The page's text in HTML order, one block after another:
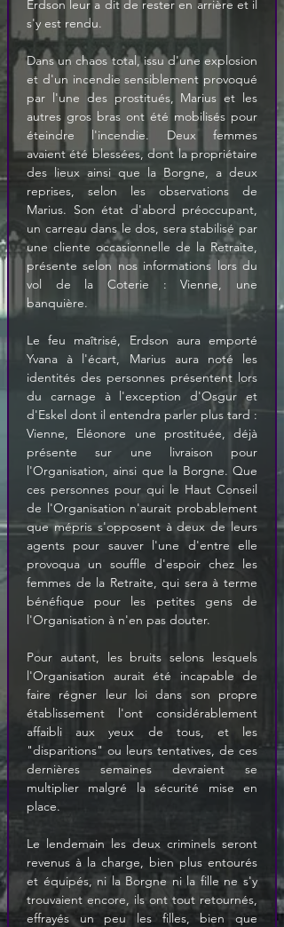
Erdson leur a dit de rester en arrière et il
s'y est rendu.
Dans un chaos total, issu d'une explosion
et d'un incendie sensiblement provoqué
par l'une des prostitués, Marius et les
autres gros bras ont été mobilisés pour
éteindre l'incendie. Deux femmes
avaient été blessées, dont la propriétaire
des lieux ainsi que la Borgne, a deux
reprises, selon les observations de
Marius. Son état d'abord préoccupant,
un carreau dans le dos, sera stabilisé par
une cliente occasionnelle de la Retraite,
présente selon nos informations lors du
vol de la Coterie : Vienne, une
banquière.
Le feu maîtrisé, Erdson aura emporté
Yvana à l'écart, Marius aura noté les
identités des personnes présentent lors
du carnage à l'exception d'Osgur et
d'Eskel dont il entendra parler plus tard :
Vienne, Eléonore une prostituée, déjà
présente sur une livraison pour
l'Organisation, ainsi que la Borgne. Que
ces personnes pour qui le Haut Conseil
de l'Organisation n'aurait probablement
que mépris s'opposent à deux de leurs
agents pour sauver l'une d'entre elle
provoqua un souffle d'espoir chez les
femmes de la Retraite, qui sera à terme
bénéfique pour les petites gens de
l'Organisation à n'en pas douter.
Pour autant, les bruits selons lesquels
l'Organisation aurait été incapable de
faire régner leur loi dans son propre
établissement l'ont considérablement
affaibli aux yeux de tous, et les
"disparitions" ou leurs tentatives, de ces
dernières semaines devraient se
multiplier malgré la sécurité mise en
place.
Le lendemain les deux criminels seront
revenus à la charge, bien plus entourés
et équipés, ni la Borgne ni la fille ne s'y
trouvaient encore, ils ont tout retournés,
effrayés un peu les filles, bien que